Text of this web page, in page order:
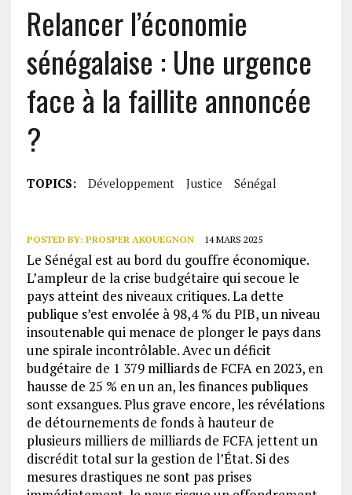
Relancer l’économie
sénégalaise : Une urgence
face à la faillite annoncée
?
TOPICS: Développement Justice Sénégal
POSTED BY: PROSPER AKOUEGNON 14 MARS 2025
Le Sénégal est au bord du gouffre économique.
L’ampleur de la crise budgétaire qui secoue le
pays atteint des niveaux critiques. La dette
publique s’est envolée à 98,4 % du PIB, un niveau
insoutenable qui menace de plonger le pays dans
une spirale incontrôlable. Avec un déficit
budgétaire de 1 379 milliards de FCFA en 2023, en
hausse de 25 % en un an, les finances publiques
sont exsangues. Plus grave encore, les révélations
de détournements de fonds à hauteur de
plusieurs milliers de milliards de FCFA jettent un
discrédit total sur la gestion de l’État. Si des
mesures drastiques ne sont pas prises